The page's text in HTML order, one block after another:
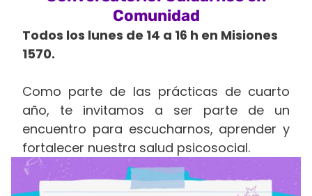
Comunidad
Todos los lunes de 14 a 16 h en Misiones
1570.
Como parte de las prácticas de cuarto
año, te invitamos a ser parte de un
encuentro para escucharnos, aprender y
fortalecer nuestra salud psicosocial.